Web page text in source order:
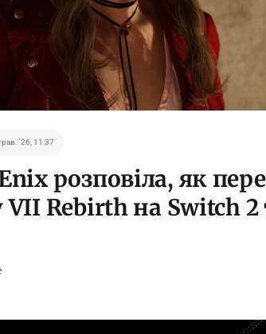
'26, 11:37
розповіла, як
VII Rebirth на Switch 2